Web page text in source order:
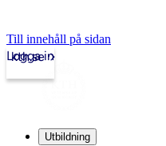
Till innehåll på sidan
kth.se
Logga in
Utbildning